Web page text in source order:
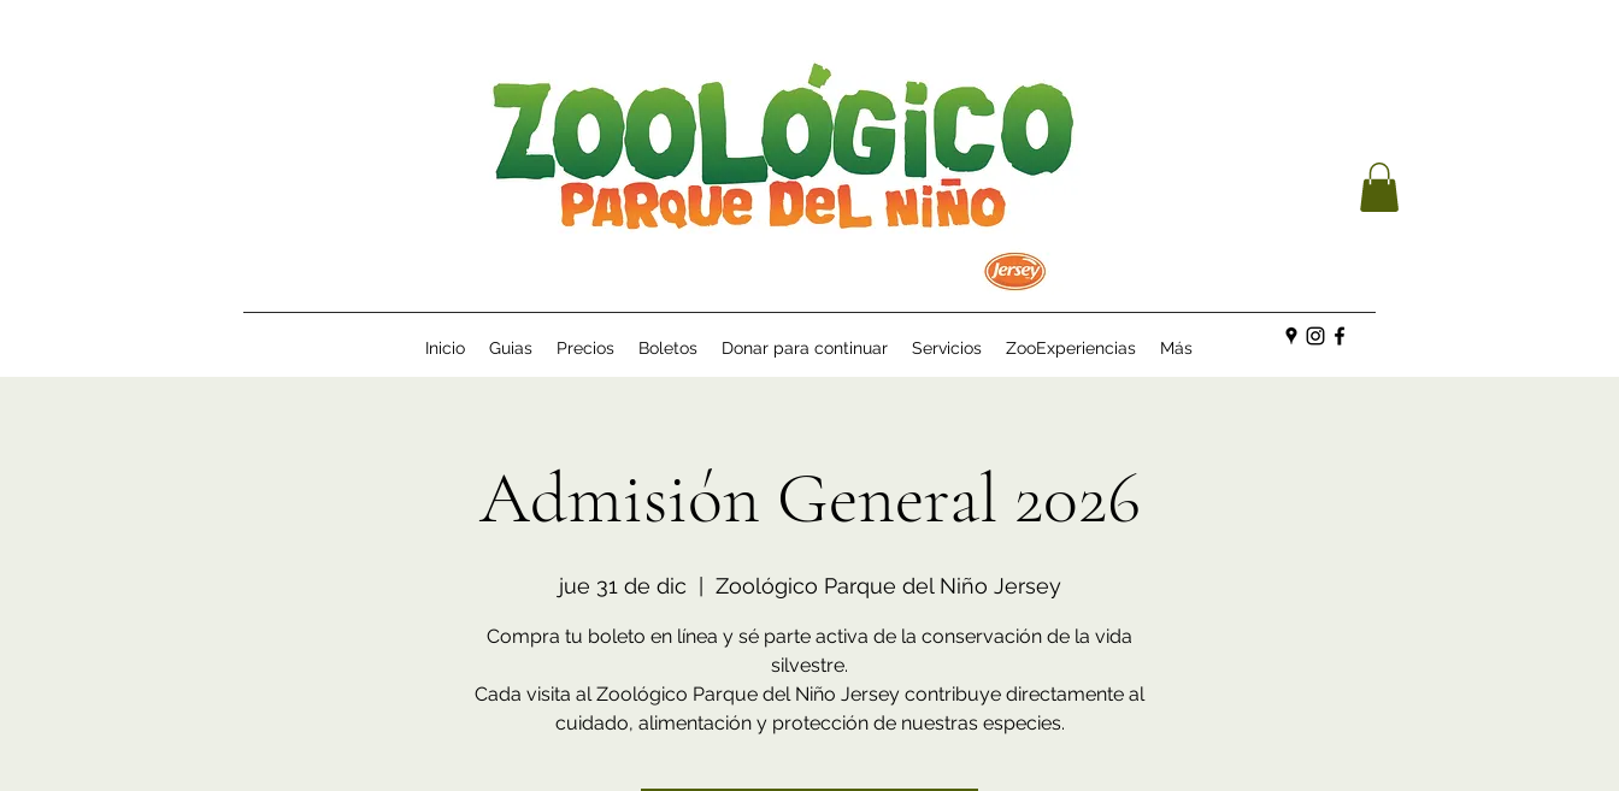
Inicio Guias Precios Boletos Donar para continuar Servicios ZooExperiencias Más
Admisión General 2026
jue 31 de dic Zoológico Parque del Niño Jersey
Compra tu boleto en línea y sé parte activa de la conservación de la vida
silvestre.
Cada visita al Zoológico Parque del Niño Jersey contribuye directamente al
cuidado, alimentación y protección de nuestras especies.